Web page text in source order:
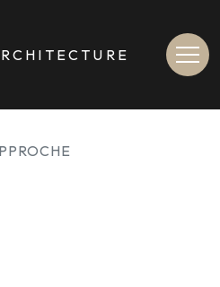
depuis le menu de navigation haut